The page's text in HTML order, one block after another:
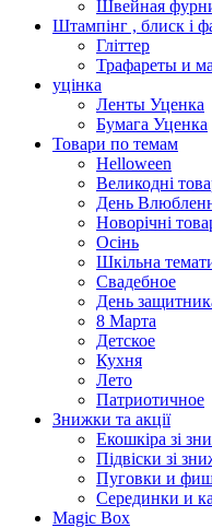
Швейная
Штампінг , блиск і
Гліттер
Трафареты и
уцінка
Ленты Уценка
Бумага Уценка
Товари по темам
Helloween
Великодні
День
Новорічні
Осінь
Шкільна
Свадебное
День
8 Марта
Детское
Кухня
Лето
Патриотичное
Знижки та акції
Екошкіра зі
Підвіски зі
Пуговки и
Серединки и
Magic Box